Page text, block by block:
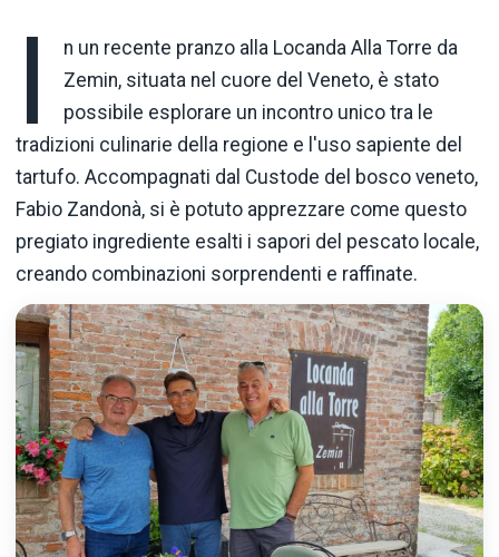
I
n un recente pranzo alla Locanda Alla Torre da
Zemin, situata nel cuore del Veneto, è stato
possibile esplorare un incontro unico tra le
tradizioni culinarie della regione e l'uso sapiente del
tartufo. Accompagnati dal Custode del bosco veneto,
Fabio Zandonà, si è potuto apprezzare come questo
pregiato ingrediente esalti i sapori del pescato locale,
creando combinazioni sorprendenti e raffinate.